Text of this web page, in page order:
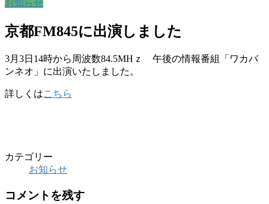
お知らせ
京都FM845に出演しました
3月3日14時から周波数84.5MHｚ 午後の情報番組「ワカバ
ンネオ」に出演いたしました。
詳しくはこちら
カテゴリー
お知らせ
コメントを残す